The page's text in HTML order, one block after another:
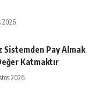
2026
Sistemden Pay Almak
Katmaktır
2026